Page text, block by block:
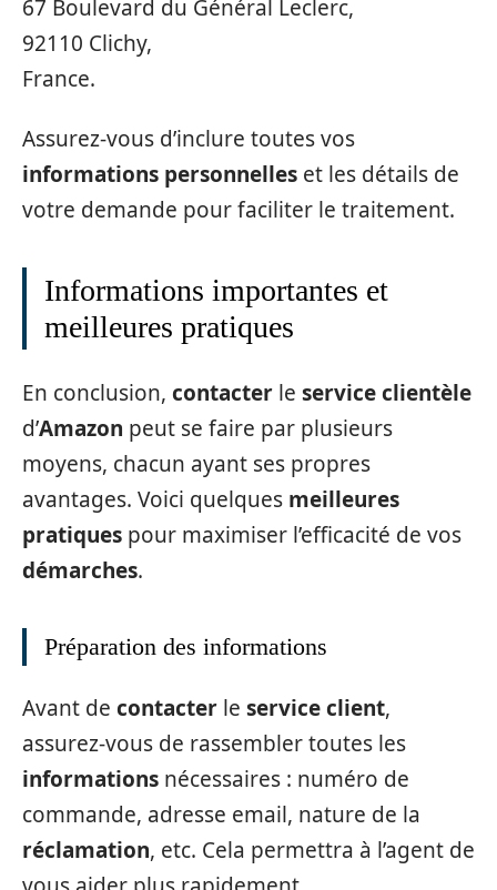
67 Boulevard du Général Leclerc,
92110 Clichy,
France.
Assurez-vous d’inclure toutes vos
informations personnelles et les détails de
votre demande pour faciliter le traitement.
Informations importantes et
meilleures pratiques
En conclusion, contacter le service clientèle
d’Amazon peut se faire par plusieurs
moyens, chacun ayant ses propres
avantages. Voici quelques meilleures
pratiques pour maximiser l’efficacité de vos
démarches.
Préparation des informations
Avant de contacter le service client,
assurez-vous de rassembler toutes les
informations nécessaires : numéro de
commande, adresse email, nature de la
réclamation, etc. Cela permettra à l’agent de